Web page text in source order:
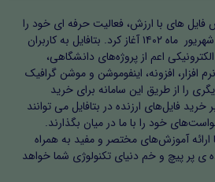
فایل های با ارزش، فعالیت حرفه ای خود را
با اخذ مجوزهای مربوطه در شهریور ماه ۱۴۰۲ آغاز کرد. بتافایل به کاربران
اعم از پروژه‌های دانشگاهی،
افزار، افزونه، اینفوموشن و موشن گرافیک
را از طریق این سامانه برای خرید
خرید فایل‌های ارزنده در بتافایل می توانند
خود را با ما در میان بگذارند.
آموزش‌های مختصر و مفید به همراه
ی پر پیچ و خم دنیای تکنولوژی شما خواهد